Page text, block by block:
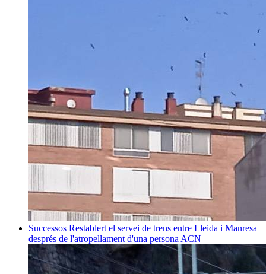
Successos Restablert el servei de trens entre Lleida i Manresa
després de l'atropellament d'una persona ACN